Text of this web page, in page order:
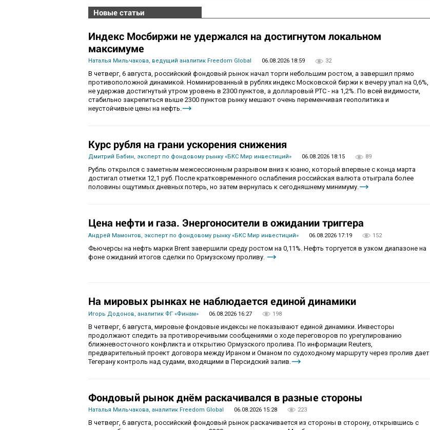
Новые статьи
Индекс Мосбиржи не удержался на достигнутом локальном
максимуме
Наталья Мильчакова, ведущий аналитик Freedom Global 06.08.2026 18:59 32
В четверг, 6 августа, российский фондовый рынок начал торги небольшим ростом, а завершил прямо
противоположной динамикой. Номинированный в рублях индекс Московской биржи к вечеру упал на 0,6%,
не удержав достигнутый утром уровень в 2300 пунктов, а долларовый РТС - на 1,2%. По всей видимости,
стабильно закрепиться выше 2300 пунктов рынку мешают очень переменчивая геополитика и
неустойчивые цены на нефть.
Курс рубля на грани ускорения снижения
Дмитрий Бабин, эксперт по фондовому рынку «БКС Мир инвестиций» 06.08.2026 18:15 89
Рубль открылся с заметным межсессионным разрывом вниз к юаню, который впервые с конца марта
достигал отметки 12,1 руб. После кратковременного ослабления российская валюта отыграла более
половины ощутимых дневных потерь, но затем вернулась к сегодняшнему минимуму.
Цена нефти и газа. Энергоносители в ожидании триггера
Андрей Мамонтов, эксперт по фондовому рынку «БКС Мир инвестиций» 06.08.2026 17:19 152
Фьючерсы на нефть марки Brent завершили среду ростом на 0,11%. Нефть торгуется в узком диапазоне на
фоне ожиданий итогов сделки по Ормузскому проливу.
На мировых рынках не наблюдается единой динамики
Игорь Додонов, аналитик ФГ «Финам» 06.08.2026 16:27 198
В четверг, 6 августа, мировые фондовые индексы не показывают единой динамики. Инвесторы
продолжают следить за противоречивыми сообщениями о ходе переговоров по урегулированию
ближневосточного конфликта и открытию Ормузского пролива. По информации Reuters,
предварительный проект договора между Ираном и Оманом по судоходному маршруту через пролив дает
Тегерану контроль над судами, входящими в Персидский залив.
Фондовый рынок днём раскачивался в разные стороны
Наталья Мильчакова, аналитик Freedom Global 06.08.2026 15:28 223
В четверг, 6 августа, российский фондовый рынок раскачивается из стороны в сторону, открывшись с